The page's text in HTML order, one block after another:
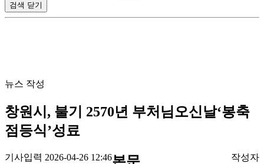
검색 닫기
뉴스 작성
창원시, 불기 2570년 부처님오신날‘봉축
점등식’성료
기사입력 2026-04-26 12:46 작성자